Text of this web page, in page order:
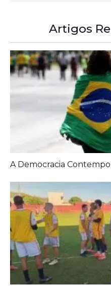
Artigos
A Democracia